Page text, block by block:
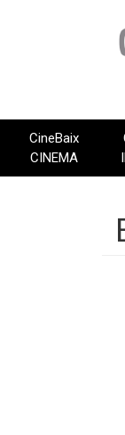
CineBaix
CINEMA